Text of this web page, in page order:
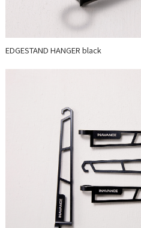
EDGESTAND HANGER black